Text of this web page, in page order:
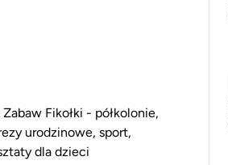
Zabaw Fikołki - półkolonie,
urodzinowe, sport,
dla dzieci